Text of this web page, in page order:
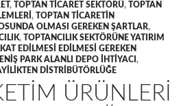
, TOPTAN TICARET SEKTÖRÜ, TOPTAN
, TOPTAN TICARETIN
OLMASI GEREKEN ŞARTLAR,
, TOPTANCILIK SEKTÖRÜNE YATIRIM
EDILMESI EDILMESI GEREKEN
PARK ALANLI DEPO IHTIYACI ,
DISTRIBÜTÖRLÜĞE
ÜRÜNLERI